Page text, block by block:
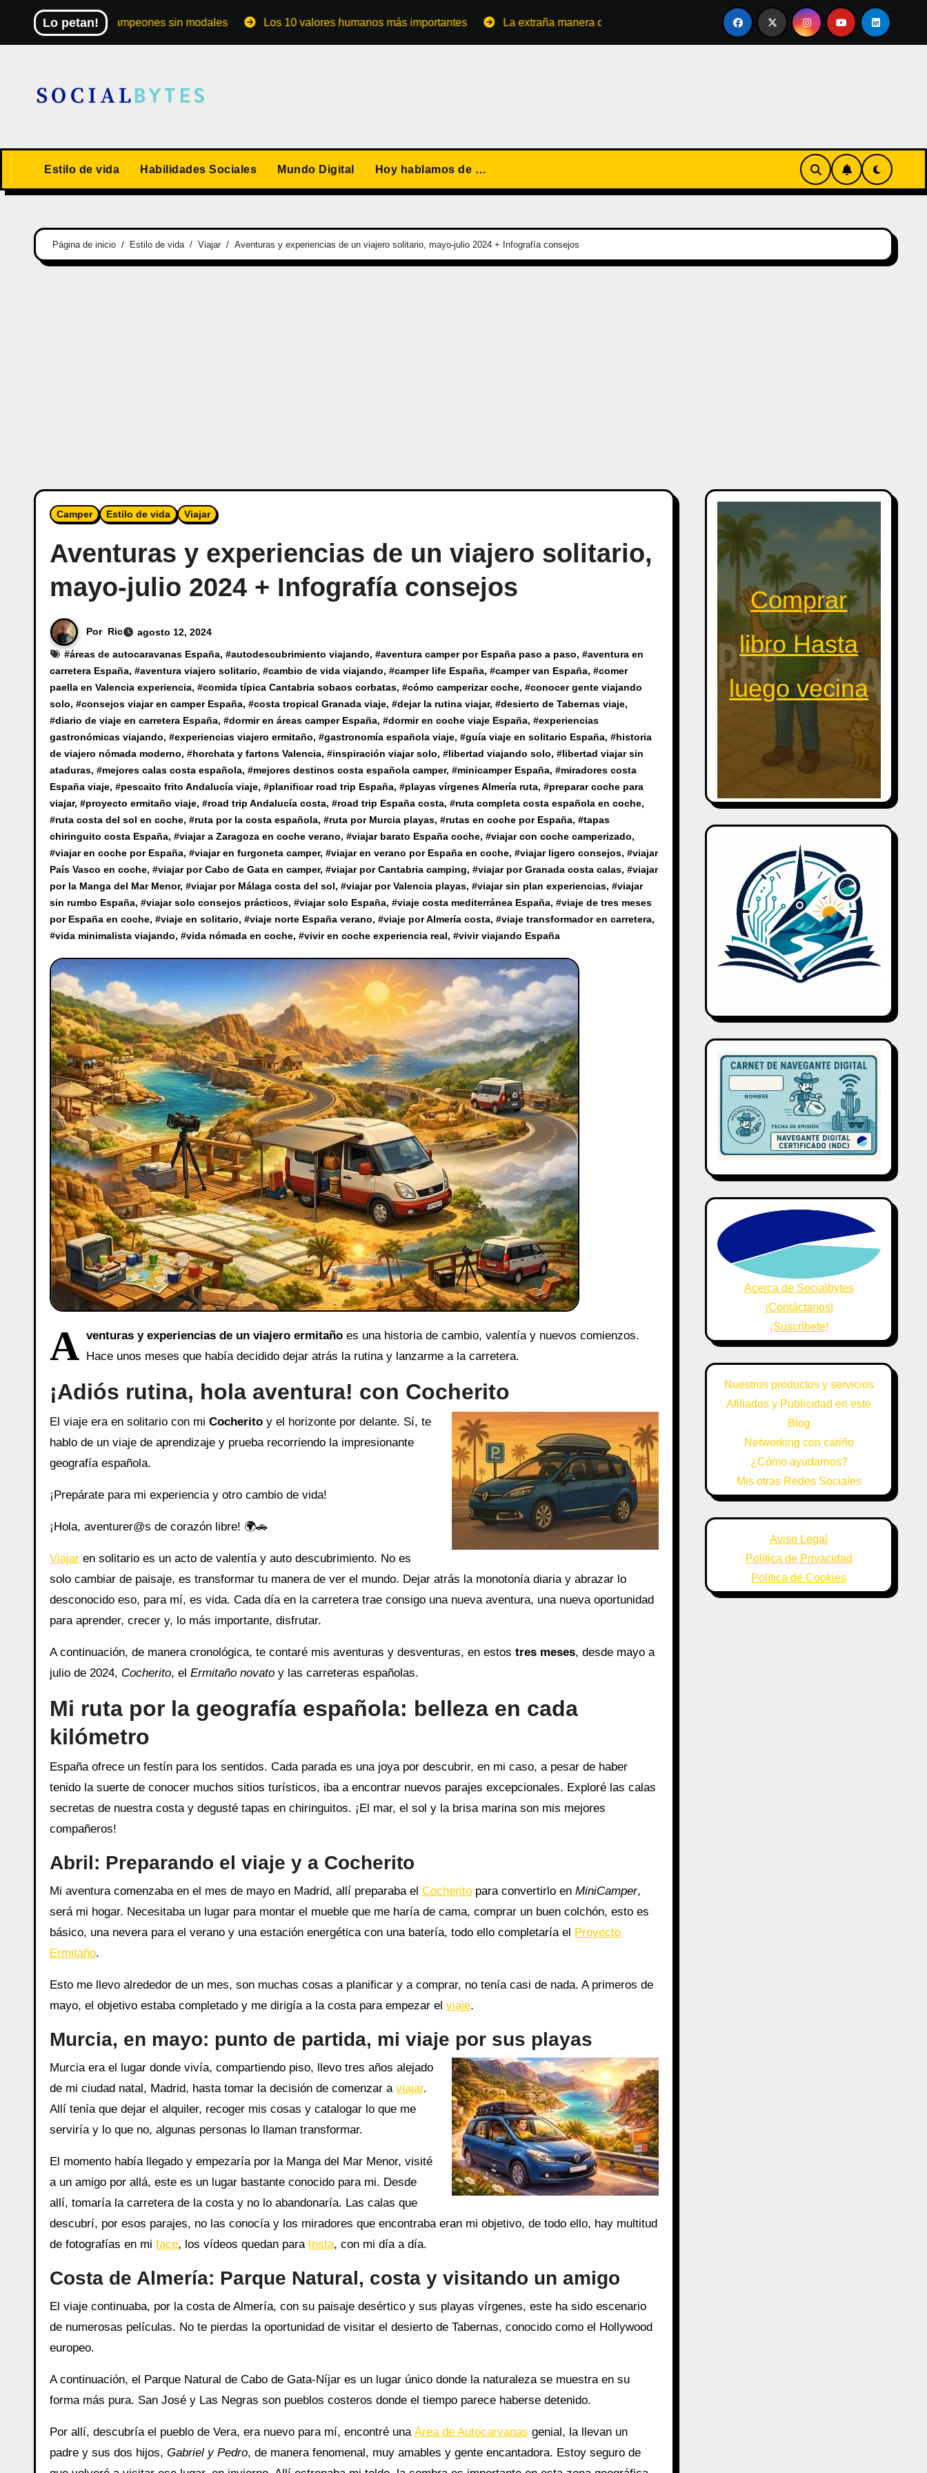
contenido
Lo petan!
de los campeones sin modales Los 10 valores humanos más importantes La extraña manera de convertirse en familia El primer tour de la India Chiquitina
Estilo de vida Habilidades Sociales Mundo Digital Hoy hablamos de …
Página de inicio Estilo de vida Viajar Aventuras y experiencias de un viajero solitario, mayo-julio 2024 + Infografía consejos
Camper Estilo de vida Viajar
Aventuras y experiencias de un viajero solitario,
mayo-julio 2024 + Infografía consejos
Por Ric
agosto 12, 2024
#áreas de autocaravanas España, #autodescubrimiento viajando, #aventura camper por España paso a paso, #aventura en
carretera España, #aventura viajero solitario, #cambio de vida viajando, #camper life España, #camper van España, #comer
paella en Valencia experiencia, #comida típica Cantabria sobaos corbatas, #cómo camperizar coche, #conocer gente viajando
solo, #consejos viajar en camper España, #costa tropical Granada viaje, #dejar la rutina viajar, #desierto de Tabernas viaje,
#diario de viaje en carretera España, #dormir en áreas camper España, #dormir en coche viaje España, #experiencias
gastronómicas viajando, #experiencias viajero ermitaño, #gastronomía española viaje, #guía viaje en solitario España, #historia
de viajero nómada moderno, #horchata y fartons Valencia, #inspiración viajar solo, #libertad viajando solo, #libertad viajar sin
ataduras, #mejores calas costa española, #mejores destinos costa española camper, #minicamper España, #miradores costa
España viaje, #pescaito frito Andalucía viaje, #planificar road trip España, #playas vírgenes Almería ruta, #preparar coche para
viajar, #proyecto ermitaño viaje, #road trip Andalucía costa, #road trip España costa, #ruta completa costa española en coche,
#ruta costa del sol en coche, #ruta por la costa española, #ruta por Murcia playas, #rutas en coche por España, #tapas
chiringuito costa España, #viajar a Zaragoza en coche verano, #viajar barato España coche, #viajar con coche camperizado,
#viajar en coche por España, #viajar en furgoneta camper, #viajar en verano por España en coche, #viajar ligero consejos, #viajar
País Vasco en coche, #viajar por Cabo de Gata en camper, #viajar por Cantabria camping, #viajar por Granada costa calas, #viajar
por la Manga del Mar Menor, #viajar por Málaga costa del sol, #viajar por Valencia playas, #viajar sin plan experiencias, #viajar
sin rumbo España, #viajar solo consejos prácticos, #viajar solo España, #viaje costa mediterránea España, #viaje de tres meses
por España en coche, #viaje en solitario, #viaje norte España verano, #viaje por Almería costa, #viaje transformador en carretera,
#vida minimalista viajando, #vida nómada en coche, #vivir en coche experiencia real, #vivir viajando España
A venturas y experiencias de un viajero ermitaño es una historia de cambio, valentía y nuevos comienzos.
Hace unos meses que había decidido dejar atrás la rutina y lanzarme a la carretera.
¡Adiós rutina, hola aventura! con Cocherito
El viaje era en solitario con mi Cocherito y el horizonte por delante. Sí, te
hablo de un viaje de aprendizaje y prueba recorriendo la impresionante
geografía española.
¡Prepárate para mi experiencia y otro cambio de vida!
¡Hola, aventurer@s de corazón libre! 🌍🚗
Viajar en solitario es un acto de valentía y auto descubrimiento. No es
solo cambiar de paisaje, es transformar tu manera de ver el mundo. Dejar atrás la monotonía diaria y abrazar lo
desconocido eso, para mí, es vida. Cada día en la carretera trae consigo una nueva aventura, una nueva oportunidad
para aprender, crecer y, lo más importante, disfrutar.
A continuación, de manera cronológica, te contaré mis aventuras y desventuras, en estos tres meses, desde mayo a
julio de 2024, Cocherito, el Ermitaño novato y las carreteras españolas.
Mi ruta por la geografía española: belleza en cada
kilómetro
España ofrece un festín para los sentidos. Cada parada es una joya por descubrir, en mi caso, a pesar de haber
tenido la suerte de conocer muchos sitios turísticos, iba a encontrar nuevos parajes excepcionales. Exploré las calas
secretas de nuestra costa y degusté tapas en chiringuitos. ¡El mar, el sol y la brisa marina son mis mejores
compañeros!
Abril: Preparando el viaje y a Cocherito
Mi aventura comenzaba en el mes de mayo en Madrid, allí preparaba el Cocherito para convertirlo en MiniCamper,
será mi hogar. Necesitaba un lugar para montar el mueble que me haría de cama, comprar un buen colchón, esto es
básico, una nevera para el verano y una estación energética con una batería, todo ello completaría el
Proyecto
Ermitaño.
Esto me llevo alrededor de un mes, son muchas cosas a planificar y a comprar, no tenía casi de nada. A primeros de
mayo, el objetivo estaba completado y me dirigía a la costa para empezar el viaje.
Murcia, en mayo: punto de partida, mi viaje por sus playas
Murcia era el lugar donde vivía, compartiendo piso, llevo tres años alejado
de mi ciudad natal, Madrid, hasta tomar la decisión de comenzar a viajar.
Allí tenía que dejar el alquiler, recoger mis cosas y catalogar lo que me
serviría y lo que no, algunas personas lo llaman transformar.
El momento había llegado y empezaría por la Manga del Mar Menor, visité
a un amigo por allá, este es un lugar bastante conocido para mi. Desde
allí, tomaría la carretera de la costa y no lo abandonaría. Las calas que
descubrí, por esos parajes, no las conocía y los miradores que encontraba eran mi objetivo, de todo ello, hay multitud
de fotografías en mi face, los vídeos quedan para Insta, con mi día a día.
Costa de Almería: Parque Natural, costa y visitando un amigo
El viaje continuaba, por la costa de Almería, con su paisaje desértico y sus playas vírgenes, este ha sido escenario
de numerosas películas. No te pierdas la oportunidad de visitar el desierto de Tabernas, conocido como el Hollywood
europeo.
A continuación, el Parque Natural de Cabo de Gata-Níjar es un lugar único donde la naturaleza se muestra en su
forma más pura. San José y Las Negras son pueblos costeros donde el tiempo parece haberse detenido.
Por allí, descubría el pueblo de Vera, era nuevo para mí, encontré una Área de Autocarvanas genial, la llevan un
padre y sus dos hijos, Gabriel y Pedro, de manera fenomenal, muy amables y gente encantadora. Estoy seguro de
Comprar
libro Hasta
luego vecina
Acerca de Socialbytes
¡Contáctanos!
¡Suscríbete!
Nuestros productos y servicios
Afiliados y Publicidad en este
Blog
Networking con cariño
¿Cómo ayudarnos?
Mis otras Redes Sociales
Aviso Legal
Política de Privacidad
Política de Cookies